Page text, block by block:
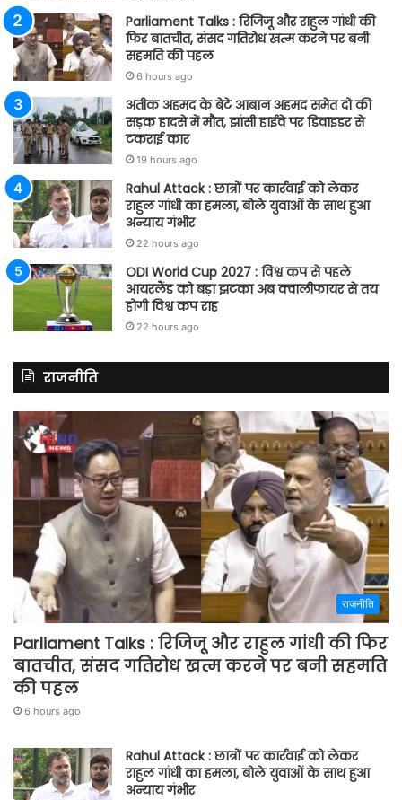
Parliament Talks : रिजिजू और राहुल गांधी की
फिर बातचीत, संसद गतिरोध खत्म करने पर बनी
सहमति की पहल
6 hours ago
अतीक अहमद के बेटे आबान अहमद समेत दो की
सड़क हादसे में मौत, झांसी हाईवे पर डिवाइडर से
टकराई कार
19 hours ago
Rahul Attack : छात्रों पर कार्रवाई को लेकर
राहुल गांधी का हमला, बोले युवाओं के साथ हुआ
अन्याय गंभीर
22 hours ago
ODI World Cup 2027 : विश्व कप से पहले
आयरलैंड को बड़ा झटका अब क्वालीफायर से तय
होगी विश्व कप राह
22 hours ago
राजनीति
राजनीति
Parliament Talks : रिजिजू और राहुल गांधी की फिर
बातचीत, संसद गतिरोध खत्म करने पर बनी सहमति
की पहल
6 hours ago
Rahul Attack : छात्रों पर कार्रवाई को लेकर
राहुल गांधी का हमला, बोले युवाओं के साथ हुआ
अन्याय गंभीर